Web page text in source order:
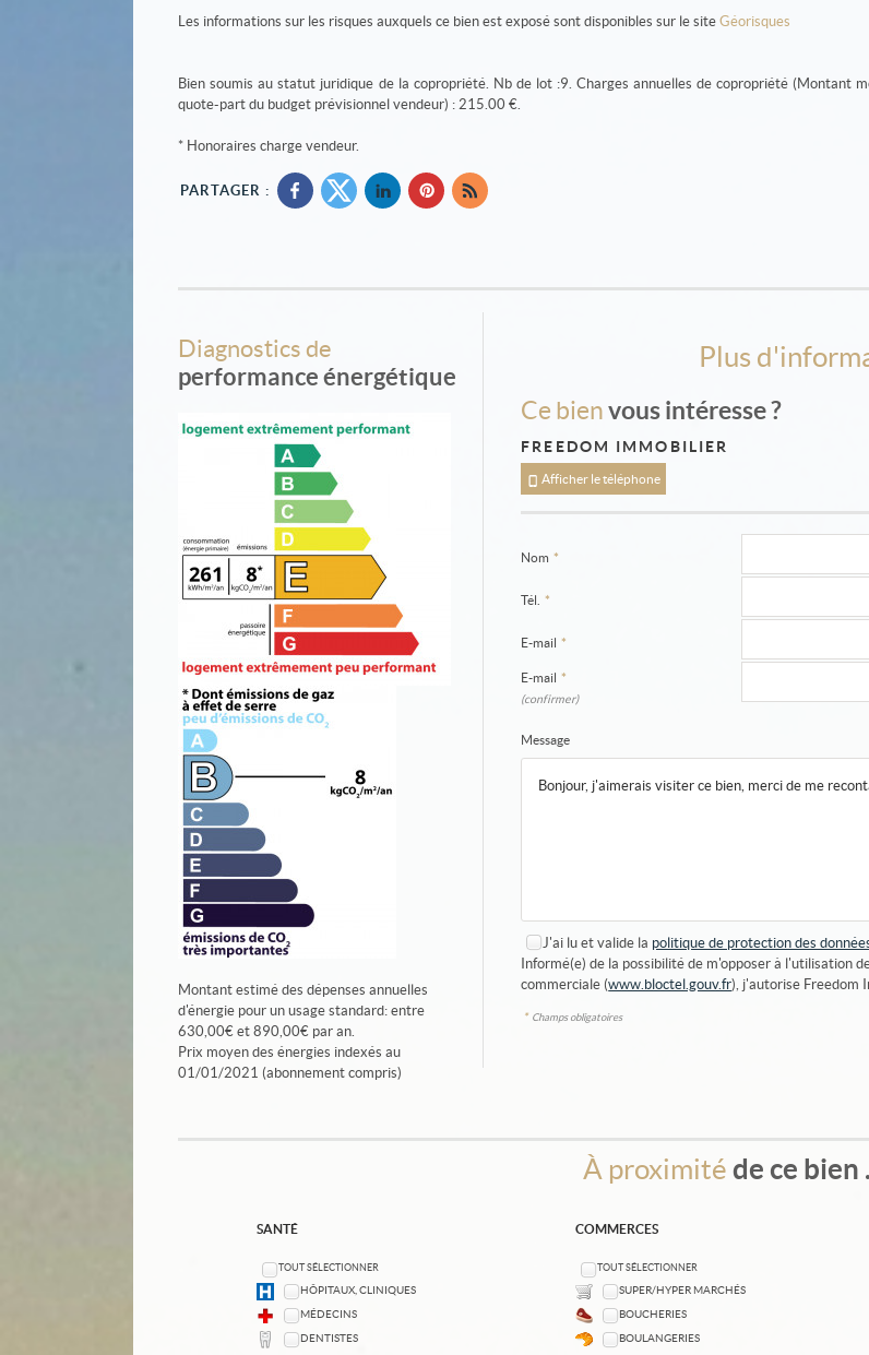
Les informations sur les risques auxquels ce bien est exposé sont disponibles sur le siteGéorisques
Bien soumis au statut juridique de la copropriété. Nb de lot :9. Charges annuelles de copropriété (Montant
quote-part du budget prévisionnel vendeur) : 215.00 €.
* Honoraires charge vendeur.
PARTAGER :
Diagnostics de
performance énergétique
Montant estimé des dépenses annuelles
d'énergie pour un usage standard: entre
630,00€ et 890,00€ par an.
Prix moyen des énergies indexés au
01/01/2021 (abonnement compris)
Plus
Ce bienvous intéresse ?
FREEDOM IMMOBILIER
Afficher le téléphone
Nom *
Tél. *
E-mail *
E-mail *
(confirmer)
Message
J'ai lu et valide la politique de protection des
Informé(e) de la possibilité de m'opposer à l'utilisation
commerciale (www.bloctel.gouv.fr), j'autorise Freedom
* Champs obligatoires
À proximité de ce bien
SANTÉ
TOUT SÉLECTIONNER
HÔPITAUX, CLINIQUES
MÉDECINS
DENTISTES
COMMERCES
TOUT SÉLECTIONNER
SUPER/HYPER MARCHÉS
BOUCHERIES
BOULANGERIES